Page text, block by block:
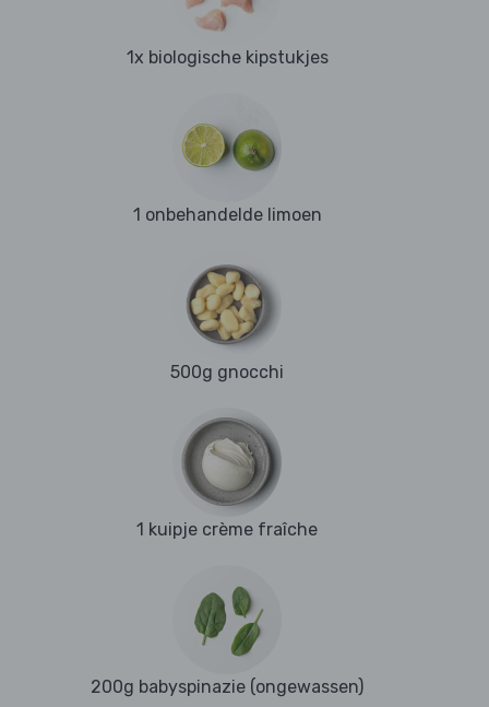
1x biologische kipstukjes
1 onbehandelde limoen
500g gnocchi
1 kuipje crème fraîche
200g babyspinazie (ongewassen)